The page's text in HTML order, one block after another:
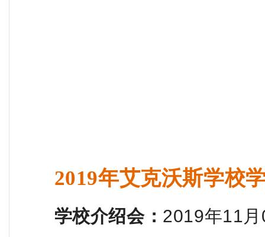
2019年艾克沃斯学校
学校介绍会： 2019年11